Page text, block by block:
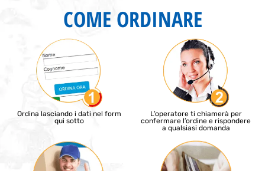
COME ORDINARE
Ordina lasciando i dati nel form
qui sotto
L’operatore ti chiamerà per
confermare l’ordine e rispondere
a qualsiasi domanda